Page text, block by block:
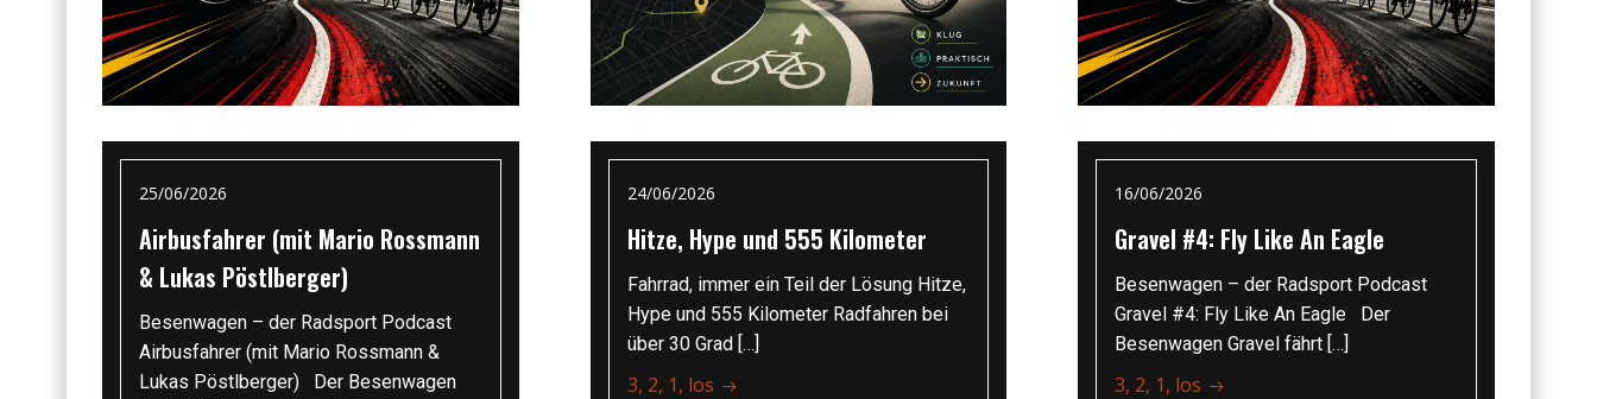
25/06/2026
Airbusfahrer (mit Mario Rossmann
& Lukas Pöstlberger)
Besenwagen – der Radsport Podcast
Airbusfahrer (mit Mario Rossmann &
Lukas Pöstlberger) Der Besenwagen
24/06/2026
Hitze, Hype und 555 Kilometer
Fahrrad, immer ein Teil der Lösung Hitze,
Hype und 555 Kilometer Radfahren bei
über 30 Grad […]
3, 2, 1, los
16/06/2026
Gravel #4: Fly Like An Eagle
Besenwagen – der Radsport Podcast
Gravel #4: Fly Like An Eagle Der
Besenwagen Gravel fährt […]
3, 2, 1, los